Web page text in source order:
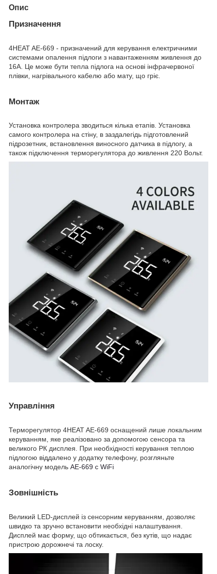
Опис
Призначення
4HEAT AE-669 - призначений для керування електричними
системами опалення підлоги з навантаженням живлення до
16А. Це може бути тепла підлога на основі інфрачервоної
плівки, нагрівального кабелю або мату, що гріє.
Монтаж
Установка контролера зводиться кілька етапів. Установка
самого контролера на стіну, в заздалегідь підготовлений
підрозетник, встановлення виносного датчика в підлогу, а
також підключення терморегулятора до живлення 220 Вольт.
Управління
Терморегулятор 4HEAT AE-669 оснащений лише локальним
керуванням, яке реалізовано за допомогою сенсора та
великого РК дисплея. При необхідності керування теплою
підлогою віддалено у додатку телефону, розгляньте
аналогічну модель AE-669 c WiFi
Зовнішність
Великий LED-дисплей із сенсорним керуванням, дозволяє
швидко та зручно встановити необхідні налаштування.
Дисплей має форму, що обтикається, без кутів, що надає
пристрою дорожнечі та лоску.